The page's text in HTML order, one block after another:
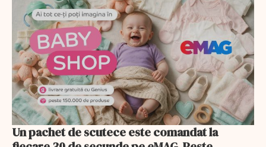
Un pachet de scutece este comandat la